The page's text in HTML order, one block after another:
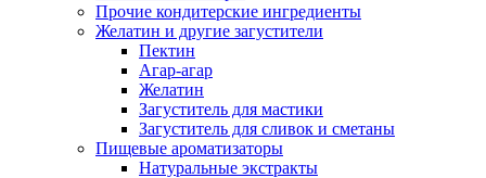
Прочие кондитерские ингредиенты
Желатин и другие загустители
Пектин
Агар-агар
Желатин
Загуститель для мастики
Загуститель для сливок и сметаны
Пищевые ароматизаторы
Натуральные экстракты